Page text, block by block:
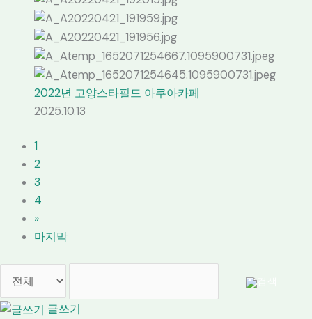
2022년 고양스타필드 아쿠아카페
2025.10.13
1
2
3
4
»
마지막
글쓰기